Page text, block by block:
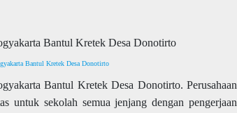
Bantul Kretek Desa Donotirto
Bantul Kretek Desa Donotirto. Perusahaan
untuk sekolah semua jenjang dengan pengerjaan